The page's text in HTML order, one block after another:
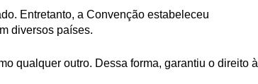
Entretanto, a Convenção estabeleceu
diversos países.
qualquer outro. Dessa forma, garantiu o direito à